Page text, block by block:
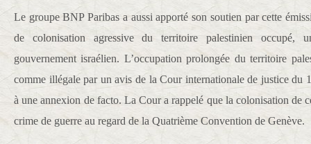
Le groupe BNP Paribas a aussi apporté son soutien par cette
de colonisation agressive du territoire palestinien occupé,
gouvernement israélien. L’occupation prolongée du territoire
comme illégale par un avis de la Cour internationale de justice du
à une annexion de facto. La Cour a rappelé que la colonisation de
crime de guerre au regard de la Quatrième Convention de Genève.